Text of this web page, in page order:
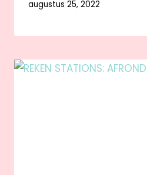
augustus 25, 2022